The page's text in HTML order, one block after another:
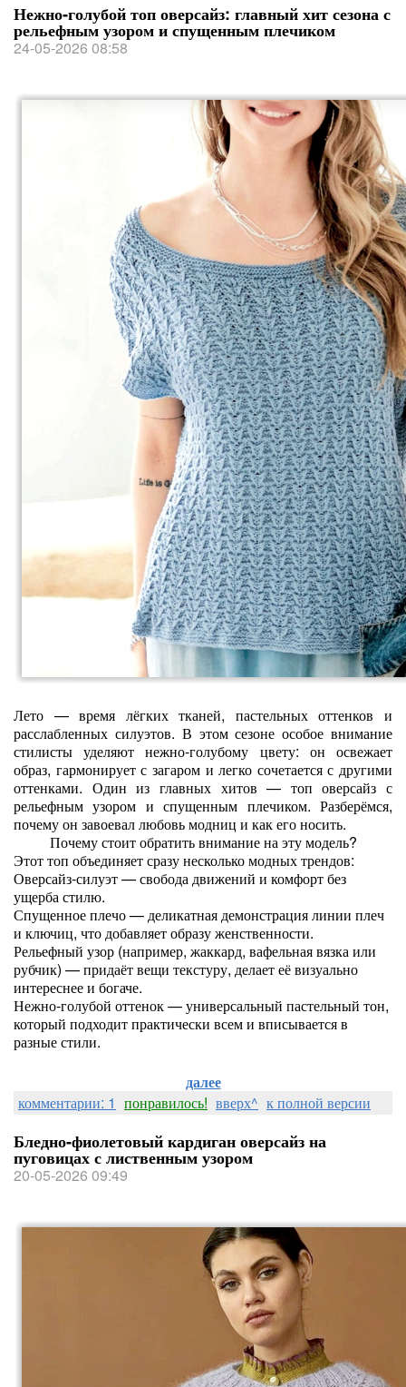
Нежно‑голубой топ оверсайз: главный хит сезона с
рельефным узором и спущенным плечиком
24-05-2026 08:58
Лето — время лёгких тканей, пастельных оттенков и
расслабленных силуэтов. В этом сезоне особое внимание
стилисты уделяют нежно‑голубому цвету: он освежает
образ, гармонирует с загаром и легко сочетается с другими
оттенками. Один из главных хитов — топ оверсайз с
рельефным узором и спущенным плечиком. Разберёмся,
почему он завоевал любовь модниц и как его носить.
Почему стоит обратить внимание на эту модель?
Этот топ объединяет сразу несколько модных трендов:
Оверсайз-силуэт — свобода движений и комфорт без
ущерба стилю.
Спущенное плечо — деликатная демонстрация линии плеч
и ключиц, что добавляет образу женственности.
Рельефный узор (например, жаккард, вафельная вязка или
рубчик) — придаёт вещи текстуру, делает её визуально
интереснее и богаче.
Нежно‑голубой оттенок — универсальный пастельный тон,
который подходит практически всем и вписывается в
разные стили.
далее
комментарии: 1 понравилось! вверх^ к полной версии
Бледно-фиолетовый кардиган оверсайз на
пуговицах с лиственным узором
20-05-2026 09:49